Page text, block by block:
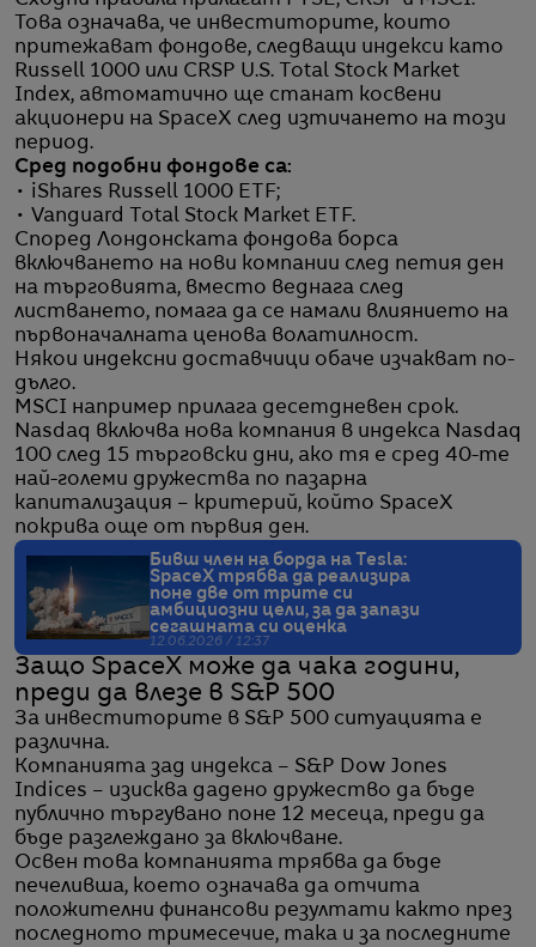
Това означава, че инвеститорите, които
притежават фондове, следващи индекси като
Russell 1000 или CRSP U.S. Total Stock Market
Index, автоматично ще станат косвени
акционери на SpaceX след изтичането на този
период.
Сред подобни фондове са:
• iShares Russell 1000 ETF;
• Vanguard Total Stock Market ETF.
Според Лондонската фондова борса
включването на нови компании след петия ден
на търговията, вместо веднага след
листването, помага да се намали влиянието на
първоначалната ценова волатилност.
Някои индексни доставчици обаче изчакват по-
дълго.
MSCI например прилага десетдневен срок.
Nasdaq включва нова компания в индекса Nasdaq
100 след 15 търговски дни, ако тя е сред 40-те
най-големи дружества по пазарна
капитализация – критерий, който SpaceX
покрива още от първия ден.
Бивш член на борда на Tesla:
SpaceX трябва да реализира
поне две от трите си
амбициозни цели, за да запази
сегашната си оценка
12.06.2026 / 12:37
Защо SpaceX може да чака години,
преди да влезе в S&P 500
За инвеститорите в S&P 500 ситуацията е
различна.
Компанията зад индекса – S&P Dow Jones
Indices – изисква дадено дружество да бъде
публично търгувано поне 12 месеца, преди да
бъде разглеждано за включване.
Освен това компанията трябва да бъде
печеливша, което означава да отчита
положителни финансови резултати както през
последното тримесечие, така и за последните